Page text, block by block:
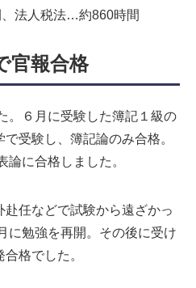
法人税法…約860時間
官報合格
。６月に受験した簿記１級の
受験し、簿記論のみ合格。
論に合格しました。
任などで試験から遠ざかっ
に勉強を再開。その後に受け
格でした。